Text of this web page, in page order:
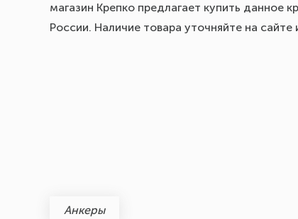
магазин Крепко предлагает купить данное
России. Наличие товара уточняйте на
Анкеры